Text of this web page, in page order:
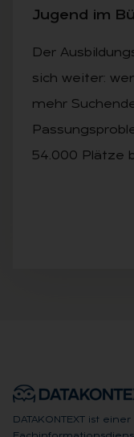
Ju­gend im
Der
sich weiter:
mehr
54.000 Plätze
DATAKONTEXT ist